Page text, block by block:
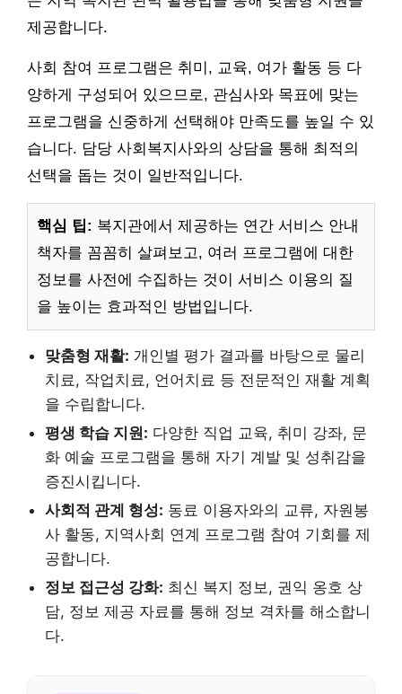
제공합니다.
사회 참여 프로그램은 취미, 교육, 여가 활동 등 다
양하게 구성되어 있으므로, 관심사와 목표에 맞는
프로그램을 신중하게 선택해야 만족도를 높일 수 있
습니다. 담당 사회복지사와의 상담을 통해 최적의
선택을 돕는 것이 일반적입니다.
핵심 팁: 복지관에서 제공하는 연간 서비스 안내
책자를 꼼꼼히 살펴보고, 여러 프로그램에 대한
정보를 사전에 수집하는 것이 서비스 이용의 질
을 높이는 효과적인 방법입니다.
맞춤형 재활: 개인별 평가 결과를 바탕으로 물리
치료, 작업치료, 언어치료 등 전문적인 재활 계획
을 수립합니다.
평생 학습 지원: 다양한 직업 교육, 취미 강좌, 문
화 예술 프로그램을 통해 자기 계발 및 성취감을
증진시킵니다.
사회적 관계 형성: 동료 이용자와의 교류, 자원봉
사 활동, 지역사회 연계 프로그램 참여 기회를 제
공합니다.
정보 접근성 강화: 최신 복지 정보, 권익 옹호 상
담, 정보 제공 자료를 통해 정보 격차를 해소합니
다.